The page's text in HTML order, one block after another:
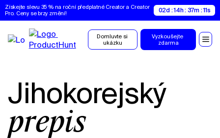
Získejte slevu 35 % na roční předplatné Creator a Creator
Pro. Ceny se brzy změní!
02d : 14h : 37m : 10s
Domluvte si
ukázku
Vyzkoušejte
zdarma
Jihokorejský
přepis